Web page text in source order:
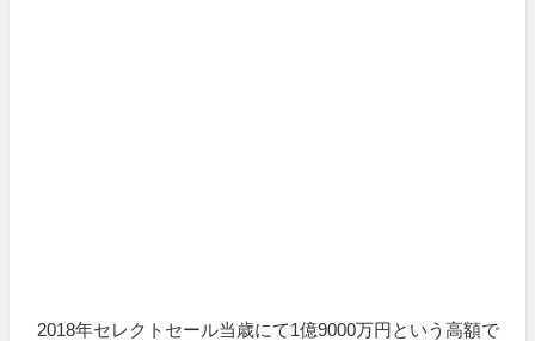
2018年セレクトセール当歳にて1億9000万円という高額で